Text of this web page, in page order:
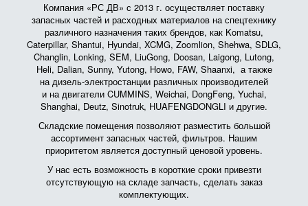
Компания «РС ДВ» с 2013 г. осуществляет поставку
запасных частей и расходных материалов на спецтехнику
различного назначения таких брендов, как Komatsu,
Caterpillar, Shantui, Hyundai, XCMG, Zoomlion, Shehwa, SDLG,
Changlin, Lonking, SEM, LiuGong, Doosan, Laigong, Lutong,
Heli, Dalian, Sunny, Yutong, Howo, FAW, Shaanxi, а также
на дизель-электростанции различных производителей
и на двигатели CUMMINS, Weichai, DongFeng, Yuchai,
Shanghai, Deutz, Sinotruk, HUAFENGDONGLI и другие.
Складские помещения позволяют разместить большой
ассортимент запасных частей, фильтров. Нашим
приоритетом является доступный ценовой уровень.
У нас есть возможность в короткие сроки привезти
отсутствующую на складе запчасть, сделать заказ
комплектующих.